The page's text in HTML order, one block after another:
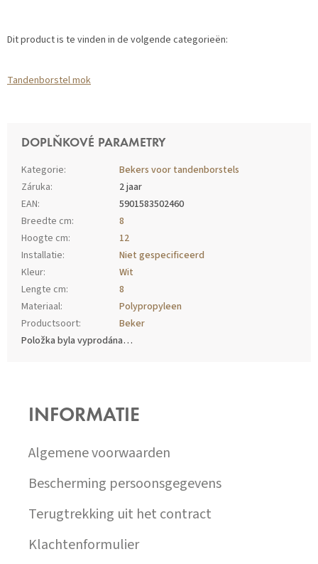
Dit product is te vinden in de volgende categorieën:
Tandenborstel mok
DOPLŇKOVÉ PARAMETRY
Kategorie:
Bekers voor tandenborstels
Záruka:
2 jaar
EAN:
5901583502460
Breedte cm:
8
Hoogte cm:
12
Installatie:
Niet gespecificeerd
Kleur:
Wit
Lengte cm:
8
Materiaal:
Polypropyleen
Productsoort:
Beker
Položka byla vyprodána…
INFORMATIE
Algemene voorwaarden
Bescherming persoonsgegevens
Terugtrekking uit het contract
Klachtenformulier